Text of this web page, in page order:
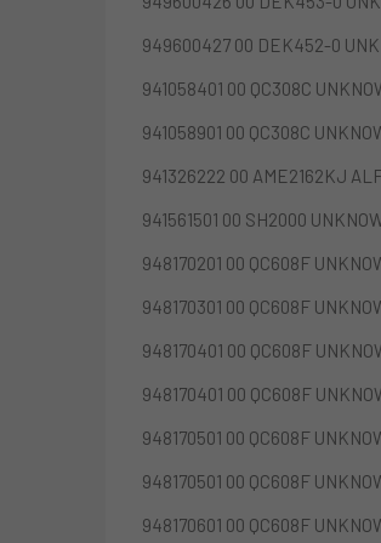
949600427 00 DEK452-0
941058401 00 QC308C
941058901 00 QC308C
941326222 00 AME2162KJ
941561501 00 SH2000
948170201 00 QC608F
948170301 00 QC608F
948170401 00 QC608F
948170401 00 QC608F
948170501 00 QC608F
948170501 00 QC608F
948170601 00 QC608F